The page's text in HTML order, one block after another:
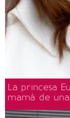
La princesa
mamá de